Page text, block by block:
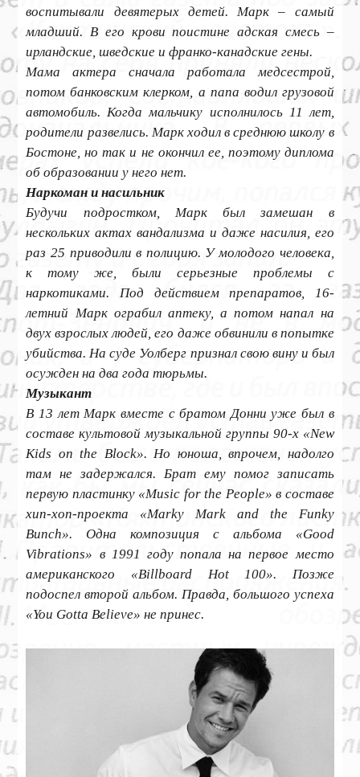
воспитывали девятерых детей. Марк – самый
младший. В его крови поистине адская смесь –
ирландские, шведские и франко-канадские гены.
Мама актера сначала работала медсестрой,
потом банковским клерком, а папа водил грузовой
автомобиль. Когда мальчику исполнилось 11 лет,
родители развелись. Марк ходил в среднюю школу в
Бостоне, но так и не окончил ее, поэтому диплома
об образовании у него нет.
Наркоман и насильник
Будучи подростком, Марк был замешан в
нескольких актах вандализма и даже насилия, его
раз 25 приводили в полицию. У молодого человека,
к тому же, были серьезные проблемы с
наркотиками. Под действием препаратов, 16-
летний Марк ограбил аптеку, а потом напал на
двух взрослых людей, его даже обвинили в попытке
убийства. На суде Уолберг признал свою вину и был
осужден на два года тюрьмы.
Музыкант
В 13 лет Марк вместе с братом Донни уже был в
составе культовой музыкальной группы 90-х «New
Kids on the Block». Но юноша, впрочем, надолго
там не задержался. Брат ему помог записать
первую пластинку «Music for the People» в составе
хип-хоп-проекта «Marky Mark and the Funky
Bunch». Одна композиция с альбома «Good
Vibrations» в 1991 году попала на первое место
американского «Billboard Hot 100». Позже
подоспел второй альбом. Правда, большого успеха
«You Gotta Believe» не принес.